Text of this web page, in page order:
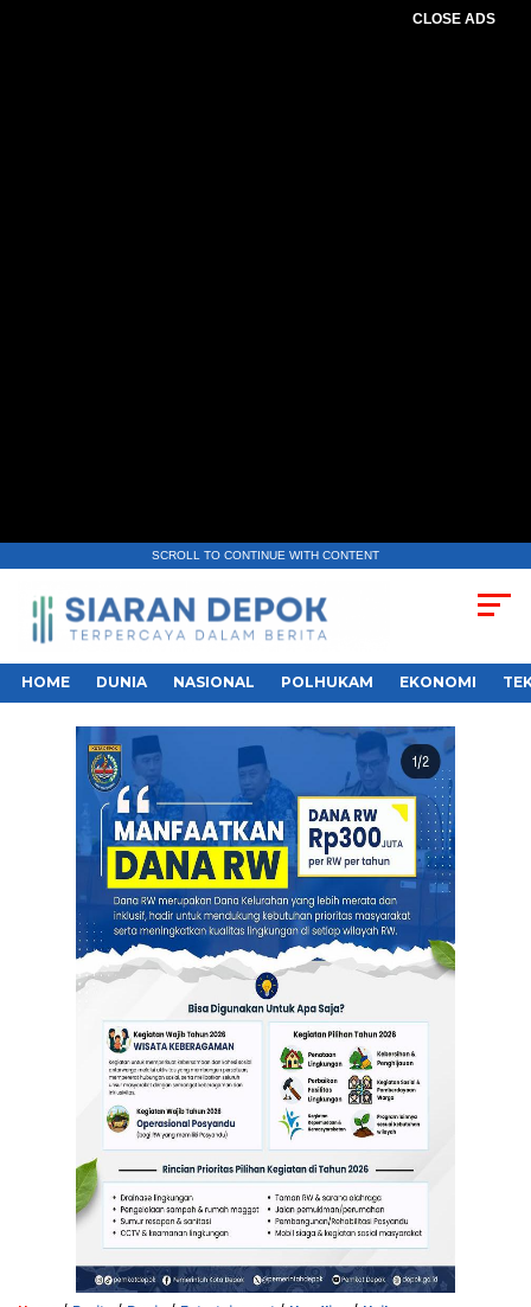
CLOSE ADS
SCROLL TO CONTINUE WITH CONTENT
HOME DUNIA NASIONAL POLHUKAM EKONOMI